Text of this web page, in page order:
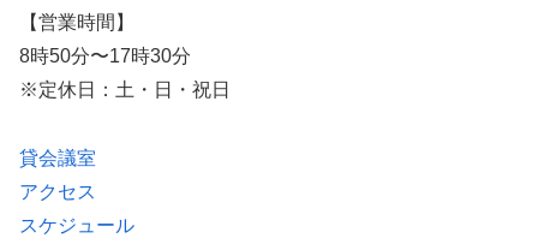
【営業時間】
8時50分〜17時30分
※定休日：土・日・祝日
貸会議室
アクセス
スケジュール